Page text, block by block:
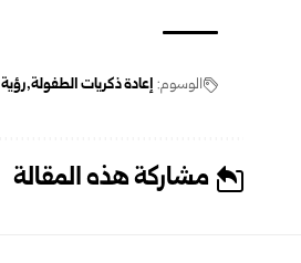
الوسوم: إعادة ذكريات الطفولة
مشاركة هذه المقالة